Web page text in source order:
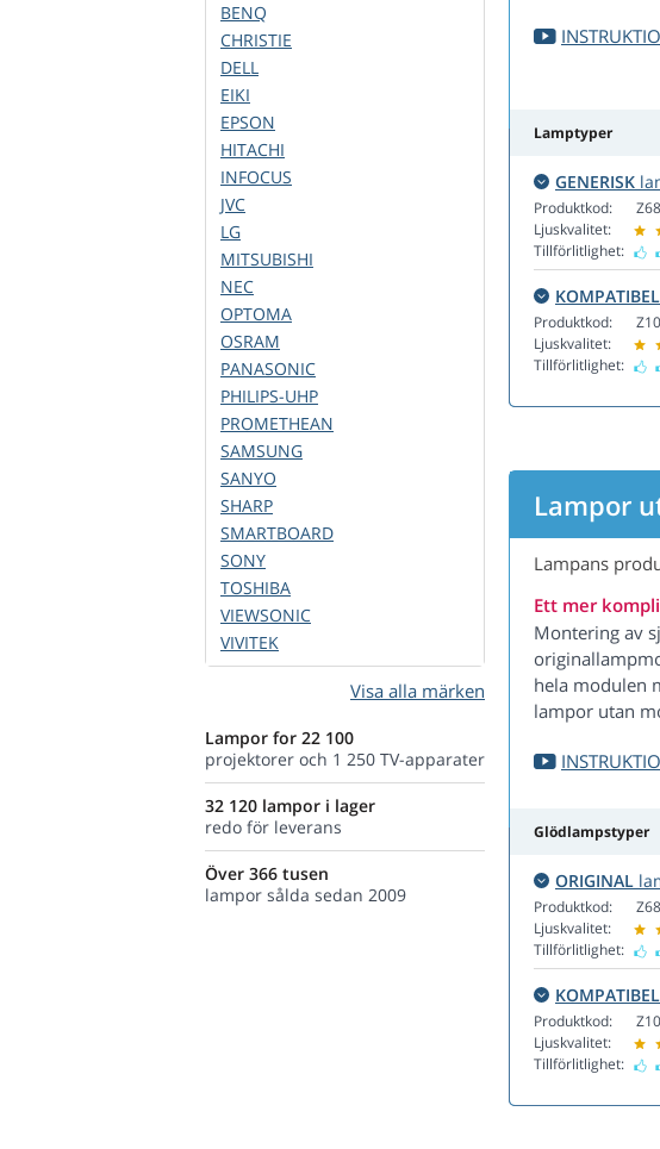
Lamptyper
GENERISK
Produktkod:
Ljuskvalitet:
Tillförlitlighet:
KOMPATIBEL
Produktkod:
Ljuskvalitet:
Tillförlitlighet:
Lampor
Lampans
Ett mer
Montering av
hela modulen
lampor utan
Glödlampstyper
ORIGINAL
Produktkod:
Ljuskvalitet:
Tillförlitlighet:
KOMPATIBEL
Produktkod:
Ljuskvalitet:
Tillförlitlighet:
BENQ
CHRISTIE
DELL
EIKI
EPSON
HITACHI
INFOCUS
JVC
LG
MITSUBISHI
NEC
OPTOMA
OSRAM
PANASONIC
PHILIPS-UHP
PROMETHEAN
SAMSUNG
SANYO
SHARP
SMARTBOARD
SONY
TOSHIBA
VIEWSONIC
VIVITEK
Visa alla märken
Lampor for 22 100
projektorer och 1 250 TV-apparater
32 120 lampor i lager
redo för leverans
Över 366 tusen
lampor sålda sedan 2009